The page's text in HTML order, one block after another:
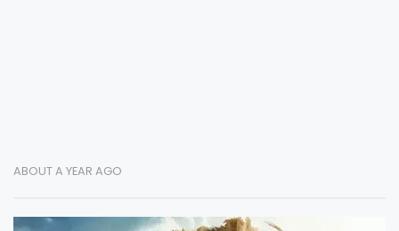
ABOUT A YEAR AGO